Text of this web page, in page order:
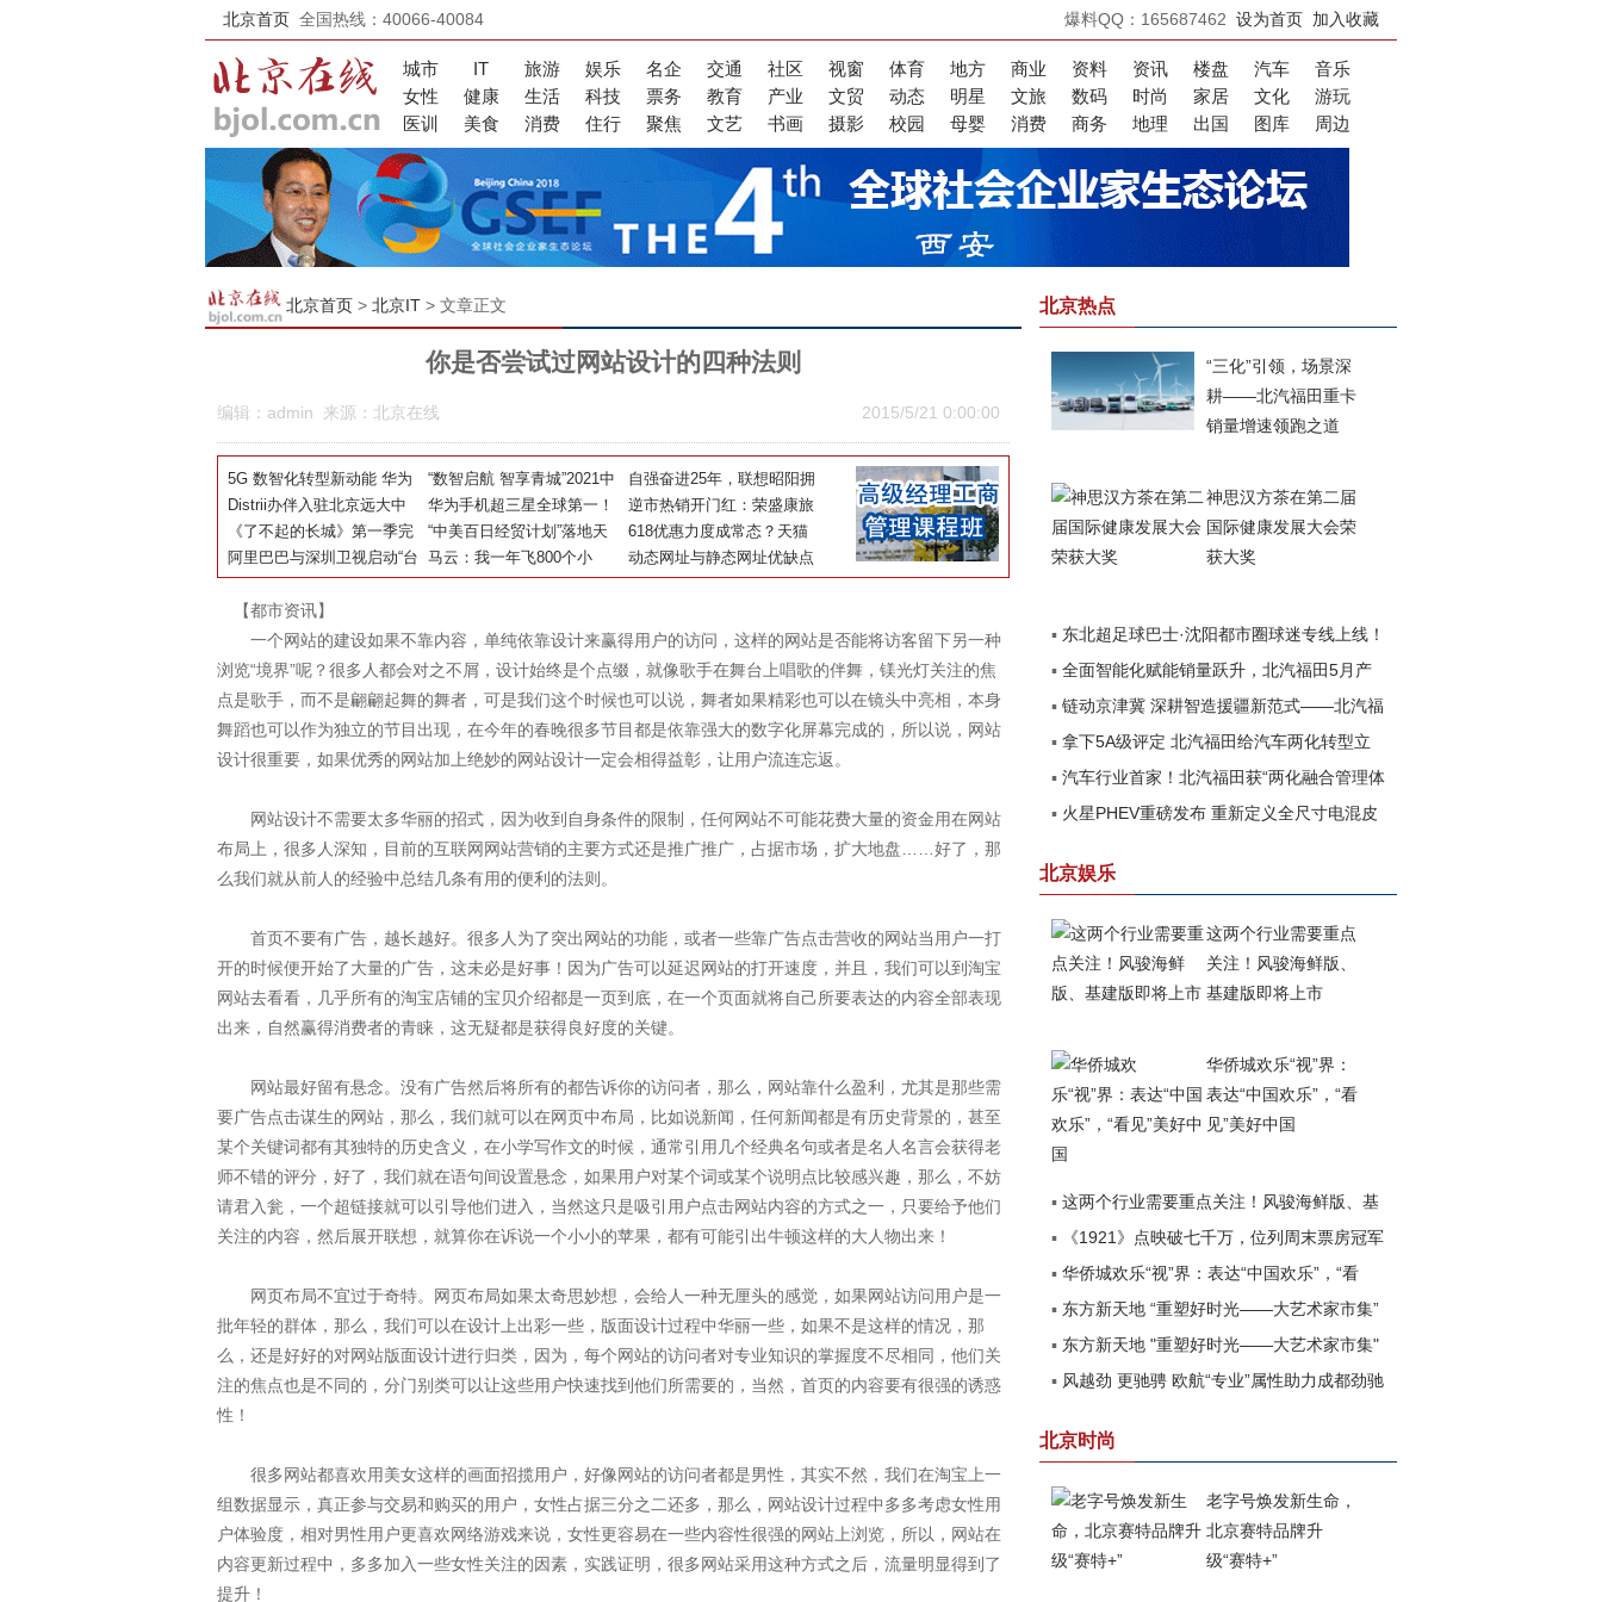
爆料QQ：165687462 设为首页 加入收藏
北京首页 全国热线：40066-40084
城市 IT 旅游 娱乐 名企 交通 社区 视窗 体育 地方 商业 资料 资讯 楼盘 汽车
音乐
女性
健康 生活 科技 票务 教育 产业 文贸 动态 明星 文旅 数码 时尚 家居 文化
游玩
医训
美食 消费 住行 聚焦 文艺 书画 摄影 校园 母婴 消费 商务 地理 出国 图库 周边
北京热点
“三化”引领，场景深
耕——北汽福田重卡
销量增速领跑之道
神思汉方茶在第二届
国际健康发展大会荣
获大奖
▪ 东北超足球巴士·沈阳都市圈球迷专线上线！
北汽福田助力书写文体旅融合新篇章
▪ 全面智能化赋能销量跃升，北汽福田5月产
销再攀高峰
▪ 链动京津冀 深耕智造援疆新范式——北汽福
田以新质生产力赋能边疆高质量发展
▪ 拿下5A级评定 北汽福田给汽车两化转型立
了一把尺
▪ 汽车行业首家！北汽福田获“两化融合管理体
系”与 “数字化转型管理体系”5A级评定
▪ 火星PHEV重磅发布 重新定义全尺寸电混皮
北京娱乐
这两个行业需要重点
关注！风骏海鲜版、
基建版即将上市
华侨城欢乐“视”界：
表达“中国欢乐”，“看
见”美好中国
▪ 这两个行业需要重点关注！风骏海鲜版、基
建版即将上市
▪
《1921》点映破七千万，位列周末票房冠军
▪ 华侨城欢乐“视”界：表达“中国欢乐”，“看
见”美好中国
▪ 东方新天地 “重塑好时光——大艺术家市集”
圆满落幕
▪ 东方新天地 "重塑好时光——大艺术家市集"
第四期已盛大开幕
▪ 风越劲 更驰骋 欧航“专业”属性助力成都劲驰
北京时尚
老字号焕发新生命，
北京赛特品牌升
级“赛特+”
北京首页> 北京IT> 文章正文
你是否尝试过网站设计的四种法则
2015/5/21 0:00:00
编辑：admin 来源：北京在线
5G 数智化转型新动能 华为
精彩亮相2021世界5G大会
“数智启航 智享青城”2021中
国移动5G 新型智慧城市赋
能行动圆满成功
自强奋进25年，联想昭阳拥
抱“十四五”追梦新征程
Distrii办伴入驻北京远大中
心，为亚奥商圈插入智慧办
公“芯片”
华为手机超三星全球第一！
余承东：继续保持创新，打
胜仗始终是华为的信仰
逆市热销开门红：荣盛康旅
—岭上江南七彩合苑盛大开
盘
《了不起的长城》第一季完
结撒花 各位砖员大赞全新哈
弗H6
“中美百日经贸计划”落地天
猫 首批美国牛肉即将摆上中
国吃货餐桌
618优惠力度成常态？天猫
超市199-100还要再玩10天
阿里巴巴与深圳卫视启动“台
网联盟” 天猫618期间多屏互
动抢红包
马云：我一年飞800个小
时，希望阿里作为中国公司
动态网址与静态网址优缺点
【都市资讯】
一个网站的建设如果不靠内容，单纯依靠设计来赢得用户的访问，这样的网站是否能将访客留下另一种
浏览“境界”呢？很多人都会对之不屑，设计始终是个点缀，就像歌手在舞台上唱歌的伴舞，镁光灯关注的焦
点是歌手，而不是翩翩起舞的舞者，可是我们这个时候也可以说，舞者如果精彩也可以在镜头中亮相，本身
舞蹈也可以作为独立的节目出现，在今年的春晚很多节目都是依靠强大的数字化屏幕完成的，所以说，网站
设计很重要，如果优秀的网站加上绝妙的网站设计一定会相得益彰，让用户流连忘返。
网站设计不需要太多华丽的招式，因为收到自身条件的限制，任何网站不可能花费大量的资金用在网站
布局上，很多人深知，目前的互联网网站营销的主要方式还是推广推广，占据市场，扩大地盘……好了，那
么我们就从前人的经验中总结几条有用的便利的法则。
首页不要有广告，越长越好。很多人为了突出网站的功能，或者一些靠广告点击营收的网站当用户一打
开的时候便开始了大量的广告，这未必是好事！因为广告可以延迟网站的打开速度，并且，我们可以到淘宝
网站去看看，几乎所有的淘宝店铺的宝贝介绍都是一页到底，在一个页面就将自己所要表达的内容全部表现
出来，自然赢得消费者的青睐，这无疑都是获得良好度的关键。
网站最好留有悬念。没有广告然后将所有的都告诉你的访问者，那么，网站靠什么盈利，尤其是那些需
要广告点击谋生的网站，那么，我们就可以在网页中布局，比如说新闻，任何新闻都是有历史背景的，甚至
某个关键词都有其独特的历史含义，在小学写作文的时候，通常引用几个经典名句或者是名人名言会获得老
师不错的评分，好了，我们就在语句间设置悬念，如果用户对某个词或某个说明点比较感兴趣，那么，不妨
请君入瓮，一个超链接就可以引导他们进入，当然这只是吸引用户点击网站内容的方式之一，只要给予他们
关注的内容，然后展开联想，就算你在诉说一个小小的苹果，都有可能引出牛顿这样的大人物出来！
网页布局不宜过于奇特。网页布局如果太奇思妙想，会给人一种无厘头的感觉，如果网站访问用户是一
批年轻的群体，那么，我们可以在设计上出彩一些，版面设计过程中华丽一些，如果不是这样的情况，那
么，还是好好的对网站版面设计进行归类，因为，每个网站的访问者对专业知识的掌握度不尽相同，他们关
注的焦点也是不同的，分门别类可以让这些用户快速找到他们所需要的，当然，首页的内容要有很强的诱惑
性！
很多网站都喜欢用美女这样的画面招揽用户，好像网站的访问者都是男性，其实不然，我们在淘宝上一
组数据显示，真正参与交易和购买的用户，女性占据三分之二还多，那么，网站设计过程中多多考虑女性用
户体验度，相对男性用户更喜欢网络游戏来说，女性更容易在一些内容性很强的网站上浏览，所以，网站在
内容更新过程中，多多加入一些女性关注的因素，实践证明，很多网站采用这种方式之后，流量明显得到了
提升！